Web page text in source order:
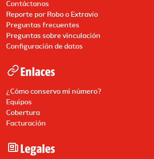
Contáctanos
Reporte por Robo o Extravío
Preguntas frecuentes
Preguntas sobre vinculación
Configuración de datos
Enlaces
¿Cómo conservo mi número?
Equipos
Cobertura
Facturación
Legales